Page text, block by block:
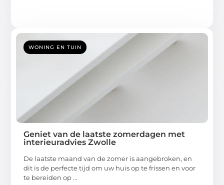
WONING EN TUIN
Geniet van de laatste zomerdagen met
interieuradvies Zwolle
De laatste maand van de zomer is aangebroken, en
dit is de perfecte tijd om uw huis op te frissen en voor
te bereiden op ...